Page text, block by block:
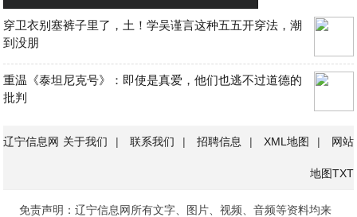
穿卫衣别塞裤子里了，土！学吴谨言这种五五开穿法，潮
到没朋
重温《泰坦尼克号》：即使是真爱，他们也逃不过道德的
批判
辽宁信息网 关于我们 | 联系我们 | 招聘信息 | XML地图 | 网站
地图TXT
免责声明：辽宁信息网所有文字、图片、视频、音频等资料均来